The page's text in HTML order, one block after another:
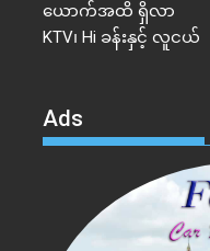
ယောက်အထိ ရှိလာ
KTV၊ Hi ခန်းနှင့် လူငယ်
Ads